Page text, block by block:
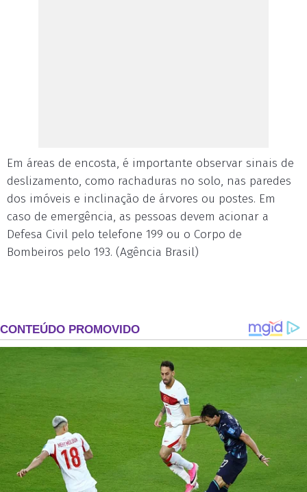
Em áreas de encosta, é importante observar sinais de
deslizamento, como rachaduras no solo, nas paredes
dos imóveis e inclinação de árvores ou postes. Em
caso de emergência, as pessoas devem acionar a
Defesa Civil pelo telefone 199 ou o Corpo de
Bombeiros pelo 193. (Agência Brasil)